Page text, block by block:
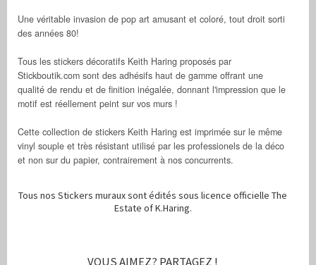
Une véritable invasion de pop art amusant et coloré, tout droit sorti
des années 80!
Tous les stickers décoratifs Keith Haring proposés par
Stickboutik.com sont des adhésifs haut de gamme offrant une
qualité de rendu et de finition inégalée, donnant l'impression que le
motif est réellement peint sur vos murs !
Cette collection de stickers Keith Haring est imprimée sur le même
vinyl souple et très résistant utilisé par les professionels de la déco
et non sur du papier, contrairement à nos concurrents.
Tous nos Stickers muraux sont édités sous licence officielle The
Estate of K.Haring.
VOUS AIMEZ? PARTAGEZ !